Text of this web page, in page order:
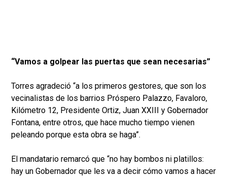
“Vamos a golpear las puertas que sean necesarias”
Torres agradeció “a los primeros gestores, que son los
vecinalistas de los barrios Próspero Palazzo, Favaloro,
Kilómetro 12, Presidente Ortiz, Juan XXIII y Gobernador
Fontana, entre otros, que hace mucho tiempo vienen
peleando porque esta obra se haga”.
El mandatario remarcó que “no hay bombos ni platillos:
hay un Gobernador que les va a decir cómo vamos a hacer